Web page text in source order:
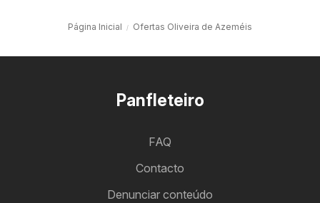
Página Inicial Ofertas Oliveira de Azeméis
Panfleteiro
FAQ
Contacto
Denunciar conteúdo